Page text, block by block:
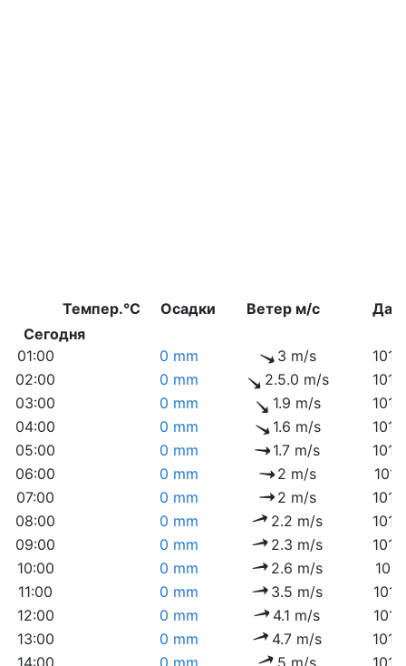
Темпер.°C Осадки Ветер м/с
Сегодня
01:00
0 mm 3 m/s
02:00
0 mm 2.5.0 m/s
03:00
0 mm 1.9 m/s
04:00
0 mm 1.6 m/s
05:00
0 mm 1.7 m/s
06:00
0 mm 2 m/s
07:00
0 mm 2 m/s
08:00
0 mm 2.2 m/s
09:00
0 mm 2.3 m/s
10:00
0 mm 2.6 m/s
11:00
0 mm 3.5 m/s
12:00
0 mm 4.1 m/s
13:00
0 mm 4.7 m/s
14:00
0 mm 5 m/s